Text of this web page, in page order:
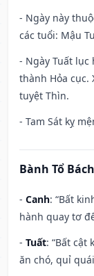
- Ngày này
các tuổi: Mậu
- Ngày Tuất lục
thành Hỏa cục.
tuyệt Thìn.
- Tam Sát kỵ
Bành Tổ
- Canh: “Bất
hành quay tơ
- Tuất: “Bất cật
ăn chó, quỉ